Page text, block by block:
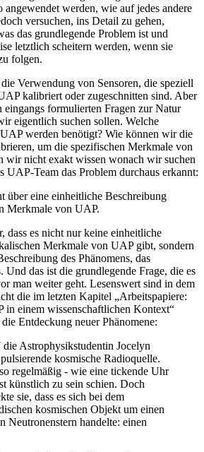
werden, wie auf jedes andere
versuchen, ins Detail zu gehen,
das grundlegende Problem ist und
letztlich scheitern werden, wenn sie
folgen.
Verwendung von Sensoren, die speziell
kalibriert oder zugeschnitten sind. Aber
formulierten Fragen zur Natur
eigentlich suchen sollen. Welche
werden benötigt? Wie können wir die
um die spezifischen Merkmale von
wir nicht exakt wissen wonach wir suchen
UAP-Team das Problem durchaus erkannt:
über eine einheitliche Beschreibung
Merkmale von UAP.
dass es nicht nur keine einheitliche
Merkmale von UAP gibt, sondern
des Phänomens, das
Und das ist die grundlegende Frage, die es
man weiter geht. Lesenswert sind in dem
die im letzten Kapitel „Arbeitspapiere:
in einem wissenschaftlichen Kontext“
Entdeckung neuer Phänomene:
die Astrophysikstudentin Jocelyn
kosmische Radioquelle.
regelmäßig - wie eine tickende Uhr
künstlich zu sein schien. Doch
sie, dass es sich bei dem
kosmischen Objekt um einen
Neutronenstern handelte: einen